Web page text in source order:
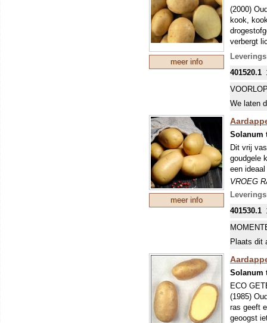
meer info
(2000)
kook,
verbergt
VROEG
ongeveer
echter
glas). De
om
401520.1
We laten
meer info
Solanum
Dit vrij
goudgele
een
VROEG
Een
echter
glas). De
om
401530.1
Plaats dit
Solanum
ECO
(1985)
ras geeft
geoogst